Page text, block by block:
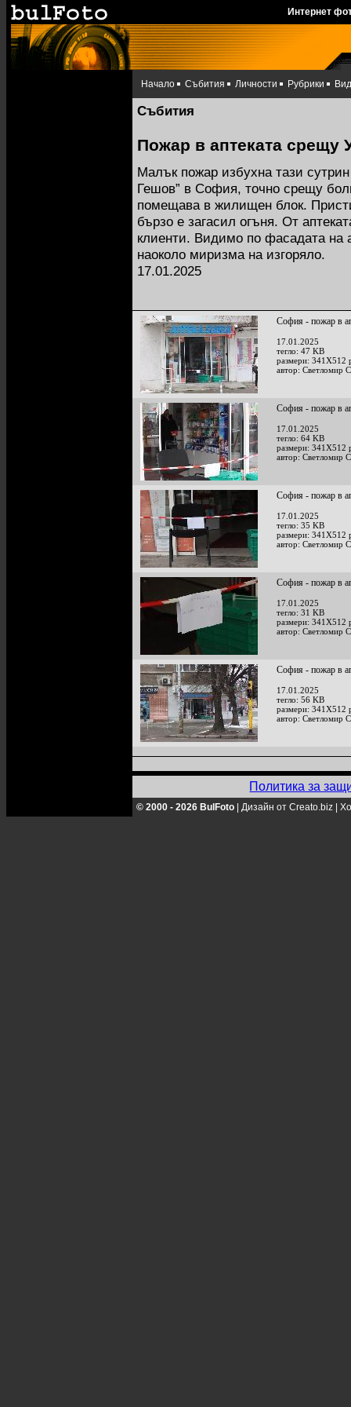
Интернет
Начало Събития Личности Рубрики
Събития
Пожар в аптеката
Малък пожар избухна тази
Гешов” в София, точно срещу
помещава в жилищен блок.
бързо е загасил огъня. От
клиенти. Видимо по фасадата на
наоколо миризма на изгоряло.
17.01.2025
София - пожар в
17.01.2025
тегло: 47 KB
размери: 341X512
автор: Светломир
София - пожар в
17.01.2025
тегло: 64 KB
размери: 341X512
автор: Светломир
София - пожар в
17.01.2025
тегло: 35 KB
размери: 341X512
автор: Светломир
София - пожар в
17.01.2025
тегло: 31 KB
размери: 341X512
автор: Светломир
София - пожар в
17.01.2025
тегло: 56 KB
размери: 341X512
автор: Светломир
Политика за
© 2000 - 2026 BulFoto Дизайн от Creato.biz